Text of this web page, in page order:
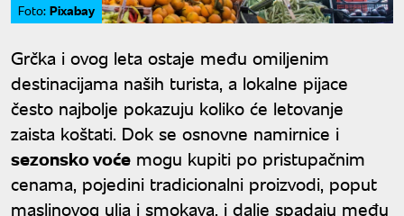
Foto: Pixabay
Grčka i ovog leta ostaje među omiljenim
destinacijama naših turista, a lokalne pijace
često najbolje pokazuju koliko će letovanje
zaista koštati. Dok se osnovne namirnice i
sezonsko voće mogu kupiti po pristupačnim
cenama, pojedini tradicionalni proizvodi, poput
maslinovog ulja i smokava, i dalje spadaju među